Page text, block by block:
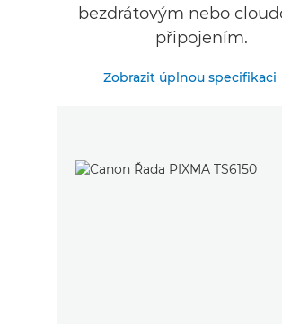
bezdrátovým nebo
připojením.
Zobrazit úplnou specifikaci